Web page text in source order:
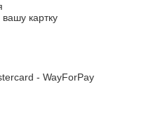
картку
- WayForPay